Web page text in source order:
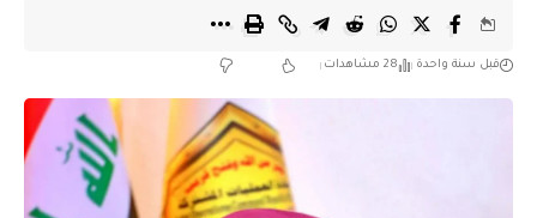
قبل سنة واحدة 28 مشاهدات